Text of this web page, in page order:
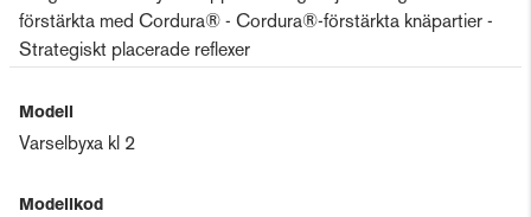
förstärkta med Cordura® - Cordura®-förstärkta knäpartier -
Strategiskt placerade reflexer
Modell
Varselbyxa kl 2
Modellkod